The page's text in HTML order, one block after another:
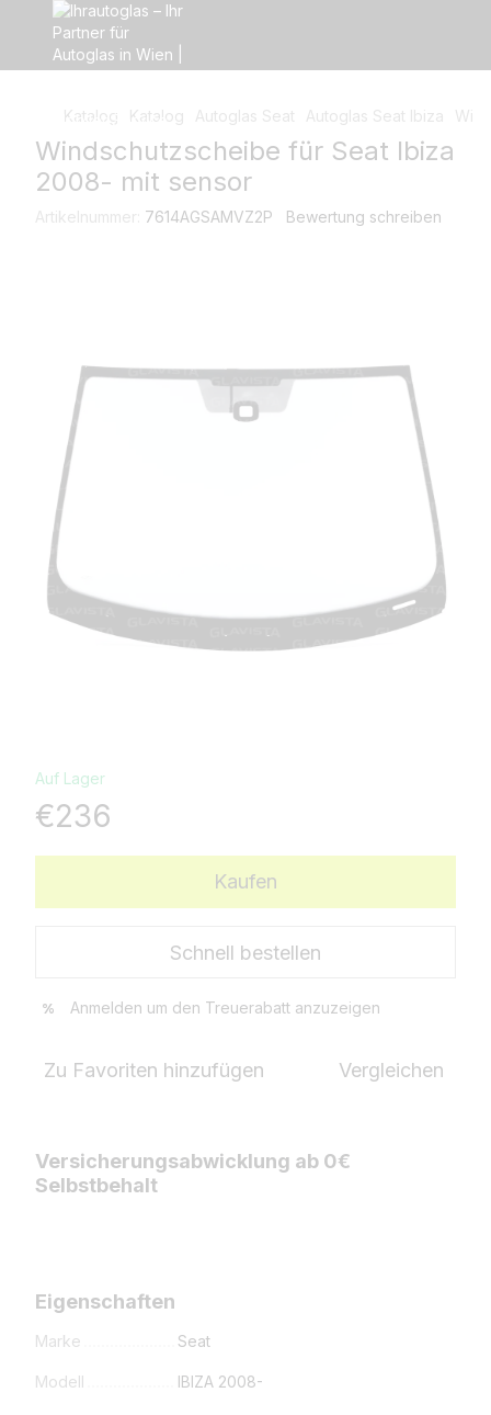
Katalog Katalog Autoglas Seat Autoglas Seat Ibiza
Windschutzscheibe für Seat Ibiza
2008- mit sensor
Artikelnummer: 7614AGSAMVZ2P Bewertung schreiben
Auf Lager
€236
Kaufen
Schnell bestellen
% Anmelden um den Treuerabatt anzuzeigen
Zu Favoriten hinzufügen Vergleichen
Versicherungsabwicklung ab 0€
Selbstbehalt
Eigenschaften
Marke Seat
Modell IBIZA 2008-